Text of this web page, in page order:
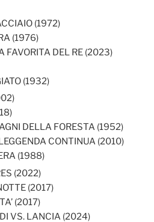
(1972)
(1976)
FAVORITA DEL RE (2023)
(1932)
DELLA FORESTA (1952)
CONTINUA (2010)
(1988)
(2022)
(2017)
(2017)
VS. LANCIA (2024)